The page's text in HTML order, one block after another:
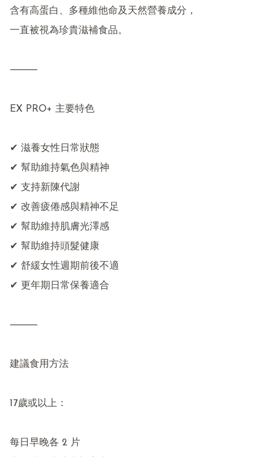
含有高蛋白、多種維他命及天然營養成分，
一直被視為珍貴滋補食品。
⸻
EX PRO+ 主要特色
✔ 滋養女性日常狀態
✔ 幫助維持氣色與精神
✔ 支持新陳代謝
✔ 改善疲倦感與精神不足
✔ 幫助維持肌膚光澤感
✔ 幫助維持頭髮健康
✔ 舒緩女性週期前後不適
✔ 更年期日常保養適合
⸻
建議食用方法
17歲或以上：
每日早晚各 2 片